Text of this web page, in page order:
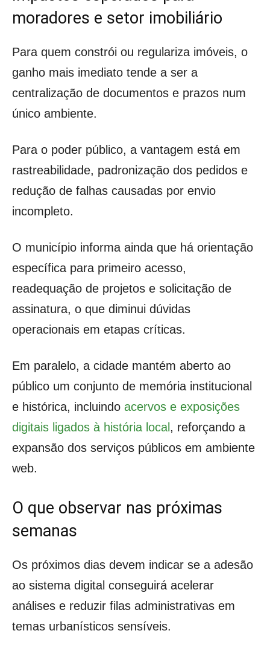
moradores e setor imobiliário
Para quem constrói ou regulariza imóveis, o
ganho mais imediato tende a ser a
centralização de documentos e prazos num
único ambiente.
Para o poder público, a vantagem está em
rastreabilidade, padronização dos pedidos e
redução de falhas causadas por envio
incompleto.
O município informa ainda que há orientação
específica para primeiro acesso,
readequação de projetos e solicitação de
assinatura, o que diminui dúvidas
operacionais em etapas críticas.
Em paralelo, a cidade mantém aberto ao
público um conjunto de memória institucional
e histórica, incluindo acervos e exposições
digitais ligados à história local , reforçando a
expansão dos serviços públicos em ambiente
web.
O que observar nas próximas
semanas
Os próximos dias devem indicar se a adesão
ao sistema digital conseguirá acelerar
análises e reduzir filas administrativas em
temas urbanísticos sensíveis.